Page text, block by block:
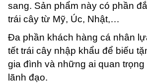
sang. Sản phẩm này có phần
trái cây từ Mỹ, Úc, Nhật,…
Đa phần khách hàng cá nhân
tết trái cây nhập khẩu để biếu
gia đình và những ai quan
lãnh đạo.